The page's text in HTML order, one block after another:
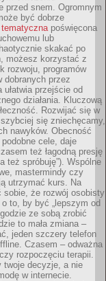
przed snem. Ogromnym
być dobrze
poświęcona
lub
skakać po
możesz korzystać z
rozwoju, programów
dobranych przez
przejście od
działania. Kluczową
Rozwijać się w
się zniechęcamy,
nawyków. Obecność
cele, daje
też łagodną presję
też spróbuję”). Wspólne
mastermindy czy
utrzymać kurs. Na
sobie, że rozwój osobisty
to, by być „lepszym od
ze sobą zrobić
to mała zmiana –
jeden szczery telefon
Czasem – odważna
rozpoczęciu terapii.
twoje decyzje, a nie
w internecie.